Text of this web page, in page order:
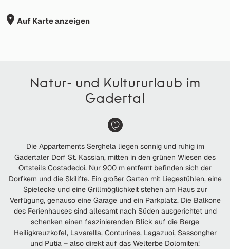
Auf Karte anzeigen
Natur- und Kultururlaub im
Gadertal
Die Appartements Serghela liegen sonnig und ruhig im
Gadertaler Dorf St. Kassian, mitten in den grünen Wiesen des
Ortsteils Costadedoi. Nur 900 m entfernt befinden sich der
Dorfkern und die Skilifte. Ein großer Garten mit Liegestühlen, eine
Spielecke und eine Grillmöglichkeit stehen am Haus zur
Verfügung, genauso eine Garage und ein Parkplatz. Die Balkone
des Ferienhauses sind allesamt nach Süden ausgerichtet und
schenken einen faszinierenden Blick auf die Berge
Heiligkreuzkofel, Lavarella, Conturines, Lagazuoi, Sassongher
und Putia – also direkt auf das Welterbe Dolomiten!